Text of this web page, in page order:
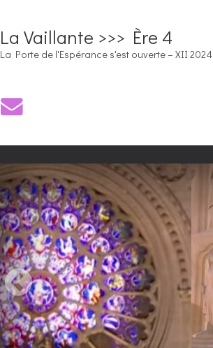
La Vaillante >>> Ère 4
La Porte de l'Espérance s'est ouverte – XII 2024